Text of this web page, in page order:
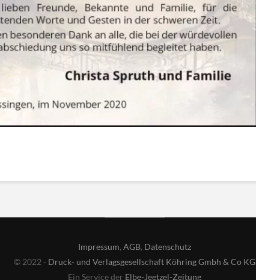
Impressum, AGB, Datenschutz
© 2022 - Druck- und Verlagsgesellschaft Köhring Gmbh & Co KG
Ein Service der Elbe-Jeetzel-Zeitung